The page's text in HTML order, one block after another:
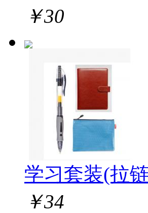
￥30
学习套装(拉
￥34